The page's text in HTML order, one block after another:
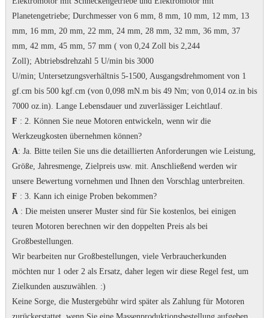
Planetengetriebe; Durchmesser von 6 mm, 8 mm, 10 mm, 12 mm, 13
mm, 16 mm, 20 mm, 22 mm, 24 mm, 28 mm, 32 mm, 36 mm, 37
mm, 42 mm, 45 mm, 57 mm ( von 0,24 Zoll bis 2,244
Zoll); Abtriebsdrehzahl 5 U/min bis 3000
U/min; Untersetzungsverhältnis 5-1500, Ausgangsdrehmoment von 1
gf.cm bis 500 kgf.cm (von 0,098 mN.m bis 49 Nm; von 0,014 oz.in bis
7000 oz.in). Lange Lebensdauer und zuverlässiger Leichtlauf.
F : 2. Können Sie neue Motoren entwickeln, wenn wir die
Werkzeugkosten übernehmen können?
A: Ja. Bitte teilen Sie uns die detaillierten Anforderungen wie Leistung,
Größe, Jahresmenge, Zielpreis usw. mit. Anschließend werden wir
unsere Bewertung vornehmen und Ihnen den Vorschlag unterbreiten.
F : 3. Kann ich einige Proben bekommen?
A: Die meisten unserer Muster sind für Sie kostenlos, bei einigen
teuren Motoren berechnen wir den doppelten Preis als bei
Großbestellungen.
Wir bearbeiten nur Großbestellungen, viele Verbraucherkunden
möchten nur 1 oder 2 als Ersatz, daher legen wir diese Regel fest, um
Zielkunden auszuwählen. :)
Keine Sorge, die Mustergebühr wird später als Zahlung für Motoren